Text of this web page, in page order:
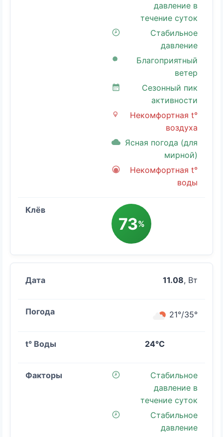
давление в
течение суток
Стабильное
давление
Благоприятный
ветер
Сезонный пик
активности
Некомфортная t°
воздуха
Ясная погода (для
мирной)
Некомфортная t°
воды
73%
11.08, Вт
21°/35°
24°C
Стабильное
давление в
течение суток
Стабильное
давление